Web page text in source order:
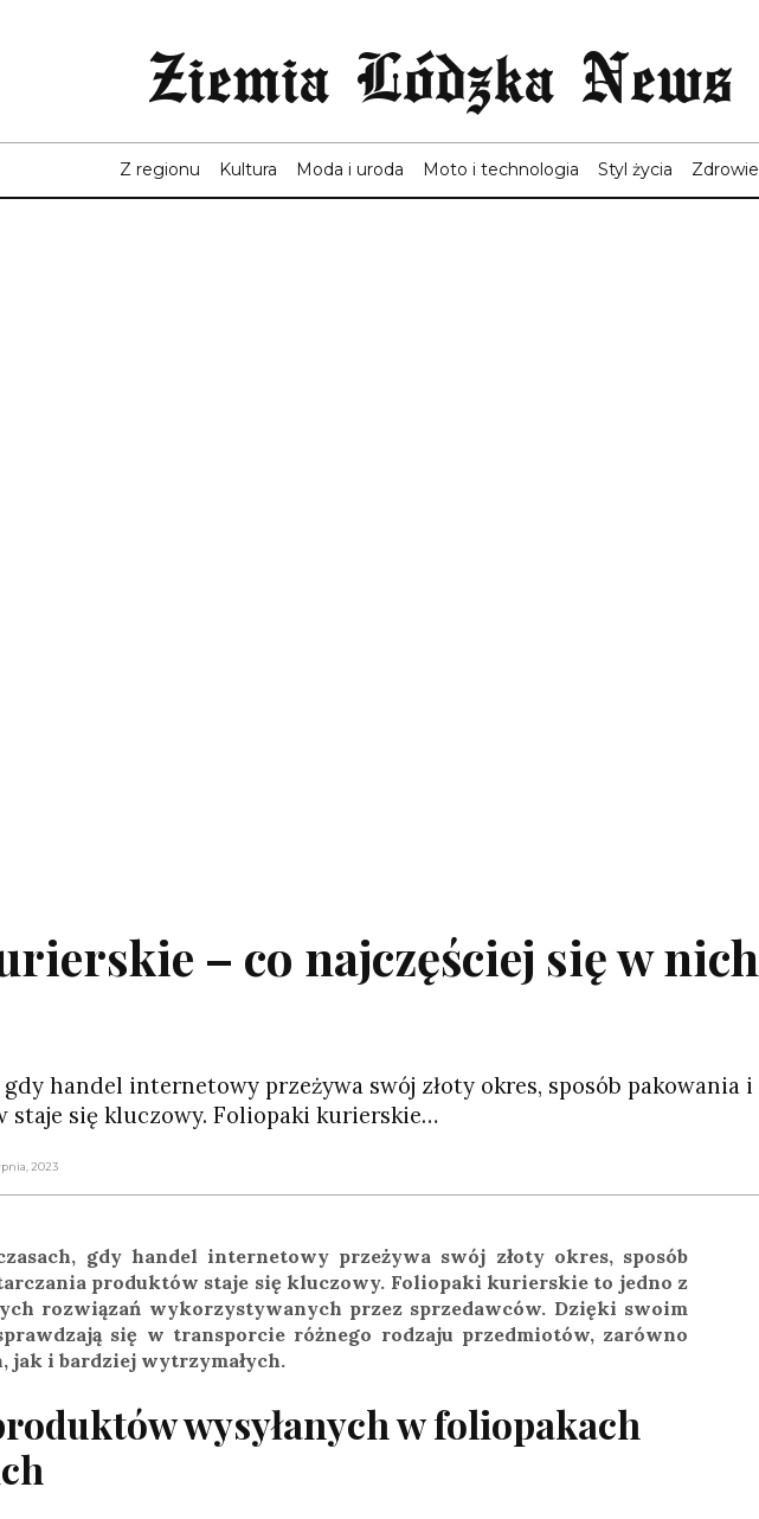
Ziemia Lódzka News
Z regionu Kultura Moda i uroda Moto i technologia Styl życia Zdrowie
– co najczęściej się w nich
handel internetowy przeżywa swój złoty okres, sposób pakowania i
staje się kluczowy. Foliopaki kurierskie…
2023
gdy handel internetowy przeżywa swój złoty okres, sposób
produktów staje się kluczowy. Foliopaki kurierskie to jedno z
rozwiązań wykorzystywanych przez sprzedawców. Dzięki swoim
się w transporcie różnego rodzaju przedmiotów, zarówno
jak i bardziej wytrzymałych.
wysyłanych w foliopakach